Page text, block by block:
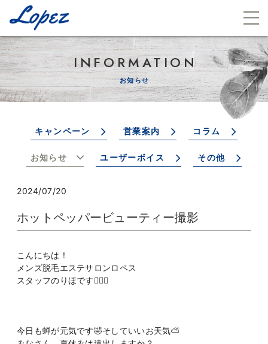
INFORMATION
お知らせ
キャンペーン 営業案内 コラム
お知らせ ユーザーボイス その他
2024/07/20
ホットペッパービューティー撮影
こんにちは！
メンズ脱毛エステサロンロペス
スタッフのりほです👩🏻‍⚕️
今日も蝉が元気です🤣そしていいお天気⛅️